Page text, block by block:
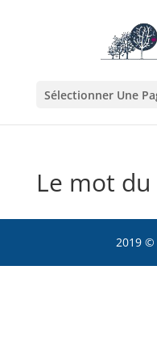
Sélectionner Une
Le mot
2019 ©